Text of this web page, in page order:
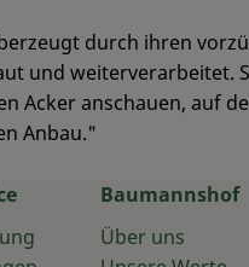
durch ihren
und weiterverarbeitet.
Acker anschauen, auf
Anbau."
Baumannshof
Über uns